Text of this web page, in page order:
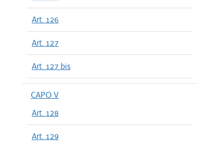
Art. 126
Art. 127
Art. 127 bis
CAPO V
Art. 128
Art. 129